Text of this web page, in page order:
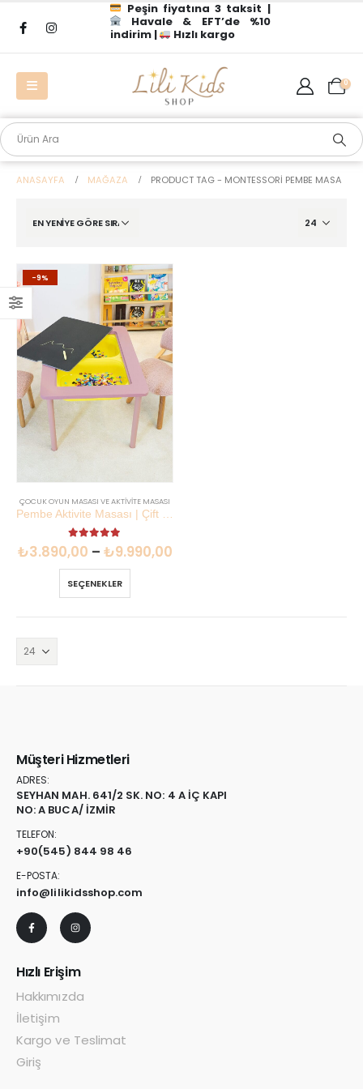
Peşin fiyatına 3 taksit |
Havale & EFT’de %10
indirim |
Hızlı kargo
0
ANASAYFA MAĞAZA PRODUCT TAG - MONTESSORI PEMBE MASA
-9%
ÇOCUK OYUN MASASI VE AKTIVITE MASASI
5.00 out of 5
₺3.890,00 – ₺9.990,00
SEÇENEKLER
Müşteri Hizmetleri
ADRES:
SEYHAN MAH. 641/2 SK. NO: 4 A İÇ KAPI
NO: A BUCA/ İZMİR
TELEFON:
+90(545) 844 98 46
E-POSTA:
info@lilikidsshop.com
Hızlı Erişim
Hakkımızda
İletişim
Kargo ve Teslimat
Giriş